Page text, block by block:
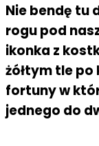
Nie bendę tu
rogu pod
ikonka z
żółtym tle po
fortuny w
jednego do